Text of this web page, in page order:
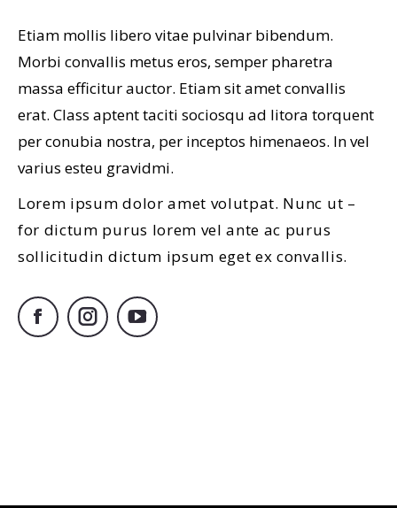
Etiam mollis libero vitae pulvinar bibendum.
Morbi convallis metus eros, semper pharetra
massa efficitur auctor. Etiam sit amet convallis
erat. Class aptent taciti sociosqu ad litora torquent
per conubia nostra, per inceptos himenaeos. In vel
varius esteu gravidmi.
Lorem ipsum dolor amet volutpat. Nunc ut –
for dictum purus lorem vel ante ac purus
sollicitudin dictum ipsum eget ex convallis.
FacebookInstagramYouTube